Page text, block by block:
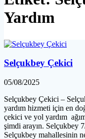
Yardım
Selçukbey Çekici
05/08/2025
Selçukbey Çekici –
yardım hizmeti için en
çekici ve yol yardım
şimdi arayın. Selçukbey
Selçukbey mahallesinin